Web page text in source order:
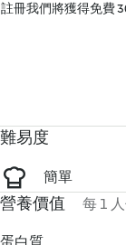
註冊我們將獲得免費
難易度
簡單
營養價值 每 1